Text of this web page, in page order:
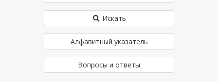
Искать
Алфавитный указатель
Вопросы и ответы